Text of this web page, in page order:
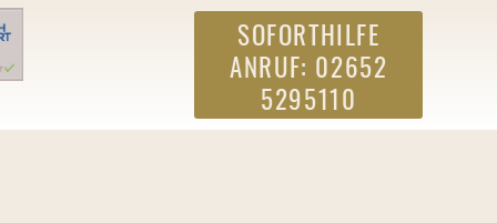
SOFORTHILFE
ANRUF: 02652
5295110